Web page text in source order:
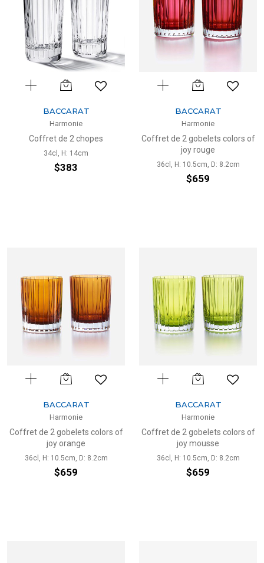
BACCARAT
Harmonie
Coffret de 2 chopes
34cl, H: 14cm
$383
BACCARAT
Harmonie
Coffret de 2 gobelets colors of
joy rouge
36cl, H: 10.5cm, D: 8.2cm
$659
BACCARAT
Harmonie
Coffret de 2 gobelets colors of
joy orange
36cl, H: 10.5cm, D: 8.2cm
$659
BACCARAT
Harmonie
Coffret de 2 gobelets colors of
joy mousse
36cl, H: 10.5cm, D: 8.2cm
$659